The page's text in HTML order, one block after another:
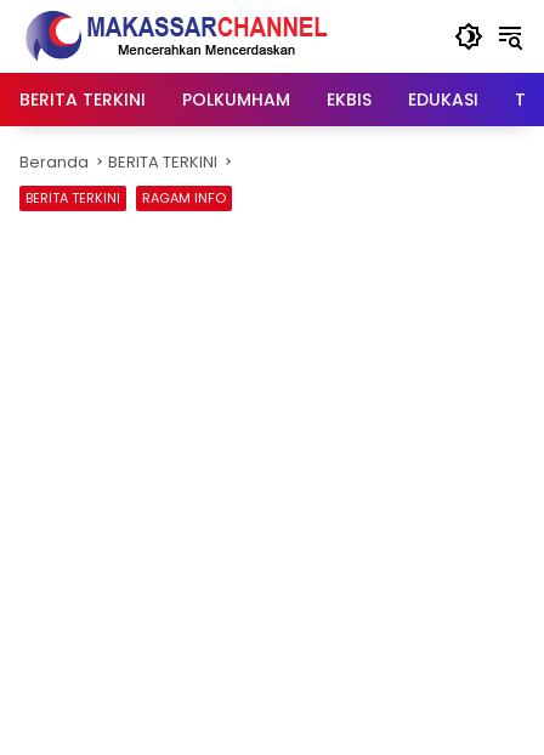
Langsung
konten
BERITA TERKINI
POLKUMHAM EKBIS EDUKASI
Beranda BERITA TERKINI
BERITA TERKINI RAGAM INFO